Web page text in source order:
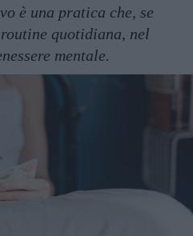
è una pratica che, se
quotidiana, nel
mentale.